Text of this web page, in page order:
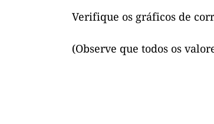
Verifique os gráficos de
(Observe que todos os